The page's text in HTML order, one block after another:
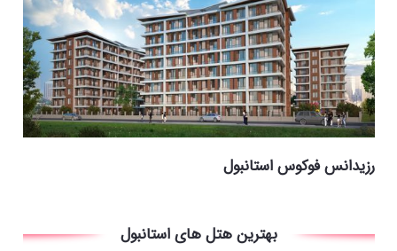
رزیدانس فوکوس استانبول
بهترین هتل های استانبول